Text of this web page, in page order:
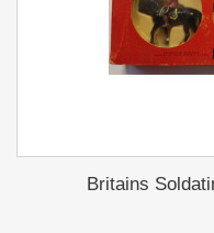
Britains